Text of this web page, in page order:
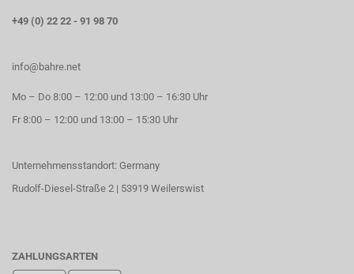
+49 (0) 22 22 - 91 98 70
info@bahre.net
Mo – Do 8:00 – 12:00 und 13:00 – 16:30 Uhr
Fr 8:00 – 12:00 und 13:00 – 15:30 Uhr
Unternehmensstandort: Germany
Rudolf-Diesel-Straße 2 | 53919 Weilerswist
ZAHLUNGSARTEN